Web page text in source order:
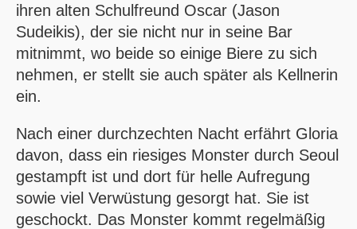
ihren alten Schulfreund Oscar (Jason
Sudeikis), der sie nicht nur in seine Bar
mitnimmt, wo beide so einige Biere zu sich
nehmen, er stellt sie auch später als Kellnerin
ein.
Nach einer durchzechten Nacht erfährt Gloria
davon, dass ein riesiges Monster durch Seoul
gestampft ist und dort für helle Aufregung
sowie viel Verwüstung gesorgt hat. Sie ist
geschockt. Das Monster kommt regelmäßig